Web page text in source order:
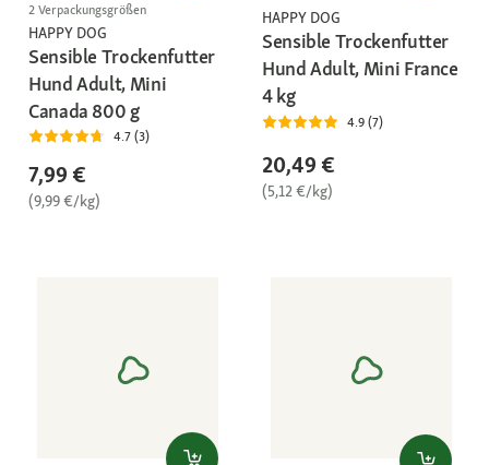
2 Verpackungsgrößen
HAPPY DOG
Sensible Trockenfutter
Hund Adult, Mini
Canada 800 g
4.7 (3)
7,99 €
(9,99 €/kg)
HAPPY DOG
Sensible Trockenfutter
Hund Adult, Mini France
4 kg
4.9 (7)
20,49 €
(5,12 €/kg)